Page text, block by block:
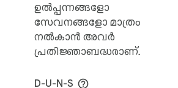
ഉൽപ്പന്നങ്ങളോ
സേവനങ്ങളോ മാത്രം
നൽകാൻ അവർ
പ്രതിജ്ഞാബദ്ധരാണ്.
D-U-N-S